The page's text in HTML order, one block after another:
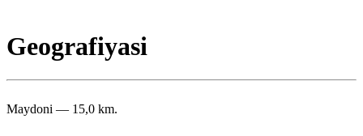
Geografiyasi
Maydoni — 15,0 km.